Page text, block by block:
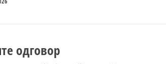
одговор